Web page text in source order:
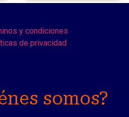
y condiciones
de privacidad
somos?